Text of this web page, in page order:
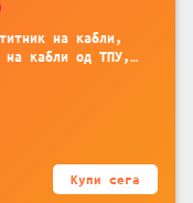
на кабли,
на кабли од ТПУ,
кабли, без
комплет
Купи сега